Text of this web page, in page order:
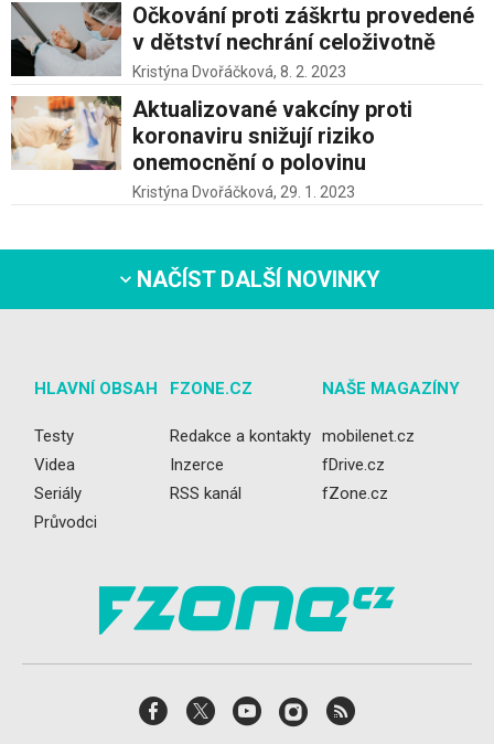
Očkování proti záškrtu provedené
v dětství nechrání celoživotně
Kristýna Dvořáčková, 8. 2. 2023
Aktualizované vakcíny proti
koronaviru snižují riziko
onemocnění o polovinu
Kristýna Dvořáčková, 29. 1. 2023
NAČÍST DALŠÍ NOVINKY
HLAVNÍ OBSAH
Testy
Videa
Seriály
Průvodci
FZONE.CZ
Redakce a kontakty
Inzerce
RSS kanál
NAŠE MAGAZÍNY
mobilenet.cz
fDrive.cz
fZone.cz